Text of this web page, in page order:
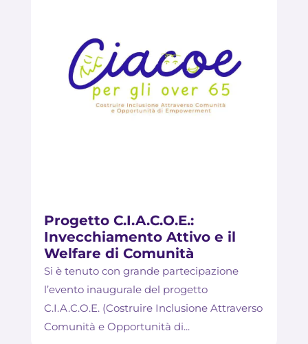
Progetto C.I.A.C.O.E.:
Invecchiamento Attivo e il
Welfare di Comunità
Si è tenuto con grande partecipazione
l’evento inaugurale del progetto
C.I.A.C.O.E. (Costruire Inclusione Attraverso
Comunità e Opportunità di...